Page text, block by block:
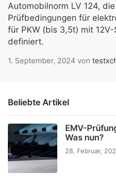
Automobilnorm LV 124,
Prüfbedingungen für
für PKW (bis 3,5t) mit
definiert.
1. September, 2024 von
Beliebte Artikel
EMV-
Was nun?
28. Februar,